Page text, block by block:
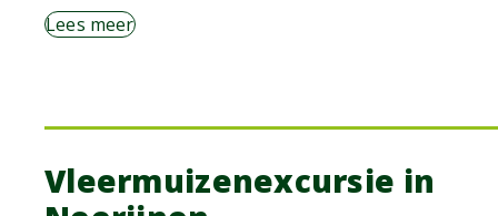
Lees meer
Vleermuizenexcursie in